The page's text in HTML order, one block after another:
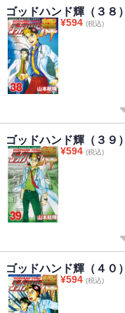
ゴッドハンド輝（３８）
¥594 (税込)
ゴッドハンド輝（３９）
¥594 (税込)
ゴッドハンド輝（４０）
¥594 (税込)